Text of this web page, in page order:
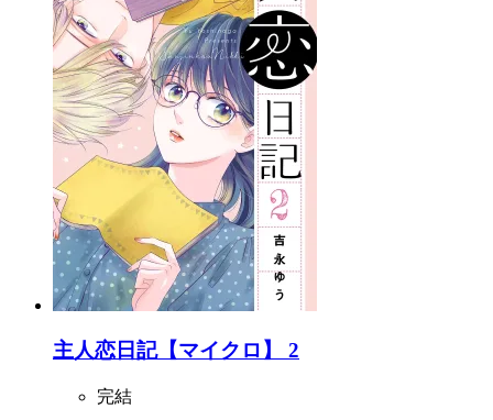
主人恋日記【マイクロ】 2
完結